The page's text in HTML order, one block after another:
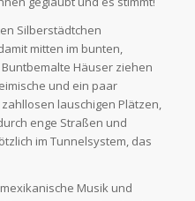
Silberstädtchen
mitten im bunten,
Häuser ziehen
und ein paar
lauschigen Plätzen,
enge Straßen und
im Tunnelsystem, das
Musik und